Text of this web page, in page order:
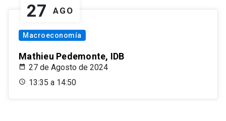
27 AGO
Macroeconomía
Mathieu Pedemonte, IDB
27 de Agosto de 2024
13:35 a 14:50